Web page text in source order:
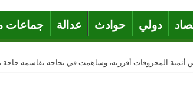
دولي حوادث عدالة جماعات
أثمنة المحروقات أفرزته، وساهمت في نجاحه تقاسمه